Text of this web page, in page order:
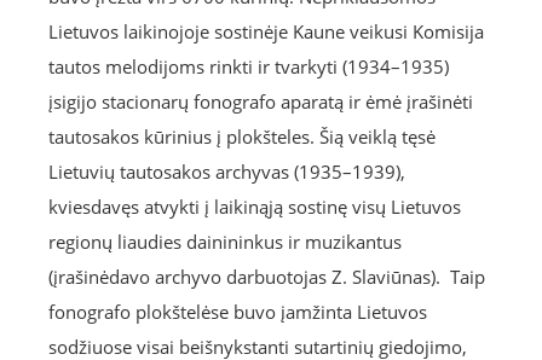
Lietuvos laikinojoje sostinėje Kaune veikusi Komisija
tautos melodijoms rinkti ir tvarkyti (1934–1935)
įsigijo stacionarų fonografo aparatą ir ėmė įrašinėti
tautosakos kūrinius į plokšteles. Šią veiklą tęsė
Lietuvių tautosakos archyvas (1935–1939),
kviesdavęs atvykti į laikinąją sostinę visų Lietuvos
regionų liaudies dainininkus ir muzikantus
(įrašinėdavo archyvo darbuotojas Z. Slaviūnas). Taip
fonografo plokštelėse buvo įamžinta Lietuvos
sodžiuose visai beišnykstanti sutartinių giedojimo,